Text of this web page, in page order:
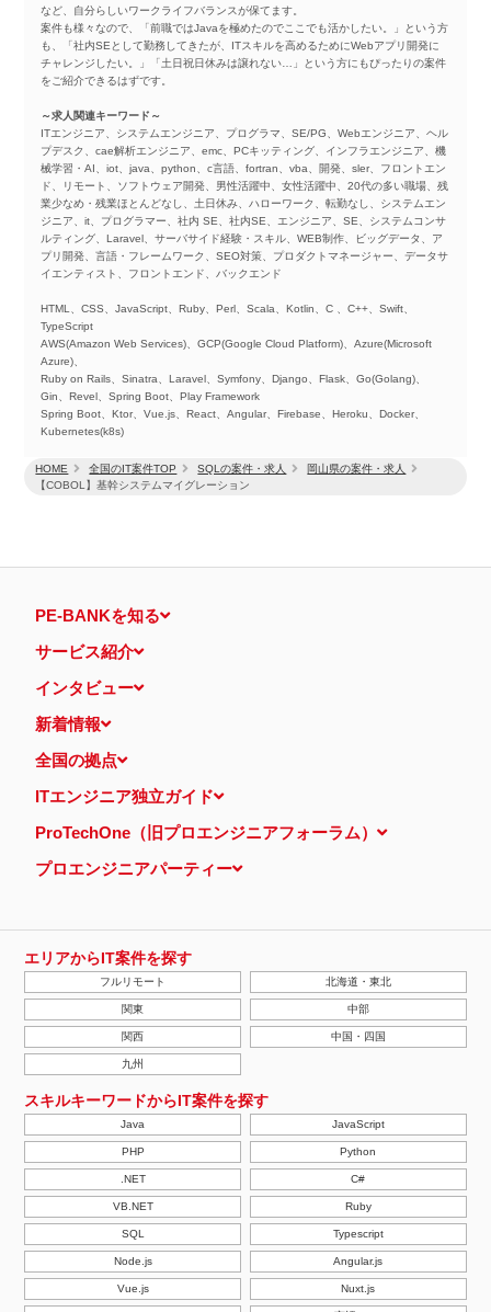
HOME 全国のIT案件TOP SQLの案件・求人
岡山県の案件・求人
【COBOL】基幹システムマイグレーション
など、自分らしいワークライフバランスが保てます。
案件も様々なので、「前職ではJavaを極めたのでここでも活かしたい。」という方
も、「社内SEとして勤務してきたが、ITスキルを高めるためにWebアプリ開発に
チャレンジしたい。」「土日祝日休みは譲れない…」という方にもぴったりの案件
をご紹介できるはずです。
～求人関連キーワード～
ITエンジニア、システムエンジニア、プログラマ、SE/PG、Webエンジニア、ヘル
プデスク、cae解析エンジニア、emc、PCキッティング、インフラエンジニア、機
械学習・AI、iot、java、python、c言語、fortran、vba、開発、sler、フロントエン
ド、リモート、ソフトウェア開発、男性活躍中、女性活躍中、20代の多い職場、残
業少なめ・残業ほとんどなし、土日休み、ハローワーク、転勤なし、システムエン
ジニア、it、プログラマー、社内 SE、社内SE、エンジニア、SE、システムコンサ
ルティング、Laravel、サーバサイド経験・スキル、WEB制作、ビッグデータ、ア
プリ開発、言語・フレームワーク、SEO対策、プロダクトマネージャー、データサ
イエンティスト、フロントエンド、バックエンド
HTML、CSS、JavaScript、Ruby、Perl、Scala、Kotlin、C 、C++、Swift、
TypeScript
AWS(Amazon Web Services)、GCP(Google Cloud Platform)、Azure(Microsoft
Azure)、
Ruby on Rails、Sinatra、Laravel、Symfony、Django、Flask、Go(Golang)、
Gin、Revel、Spring Boot、Play Framework
Spring Boot、Ktor、Vue.js、React、Angular、Firebase、Heroku、Docker、
Kubernetes(k8s)
PE-BANKを知る
サービス紹介
インタビュー
新着情報
全国の拠点
ITエンジニア独立ガイド
ProTechOne（旧プロエンジニアフォーラム）
プロエンジニアパーティー
エリアからIT案件を探す
フルリモート 北海道・東北
関東 中部
関西 中国・四国
九州
スキルキーワードからIT案件を探す
Java JavaScript
PHP Python
.NET C#
VB.NET Ruby
SQL Typescript
Node.js Angular.js
Vue.js Nuxt.js